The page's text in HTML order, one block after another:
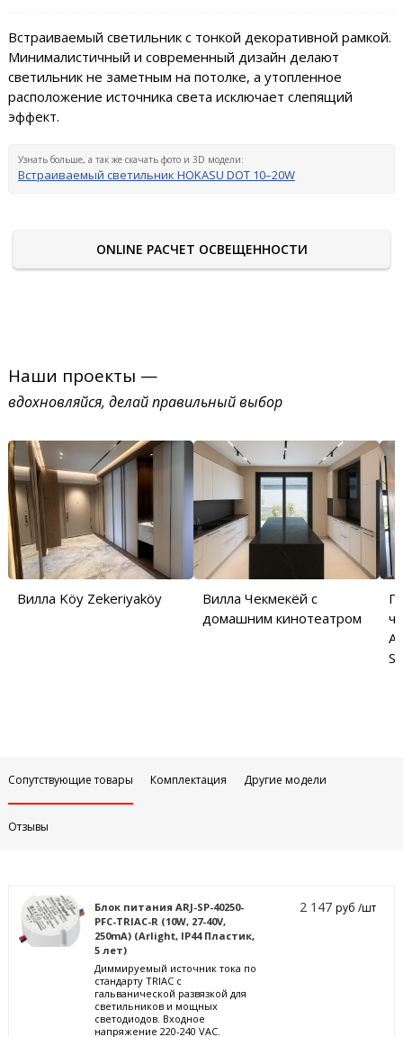
Встраиваемый светильник с тонкой декоративной рамкой.
Минималистичный и современный дизайн делают
светильник не заметным на потолке, а утопленное
расположение источника света исключает слепящий
эффект.
Узнать больше, а так же скачать фото и 3D модели:
Встраиваемый светильник HOKASU DOT 10–20W
ONLINE РАСЧЕТ ОСВЕЩЕННОСТИ
Наши проекты —
вдохновляйся, делай правильный выбор
Вилла Köy Zekeriyaköy
Вилла Чекмекёй с
домашним кинотеатром
Сопутствующие товары Комплектация Другие модели
Отзывы
Блок питания ARJ-SP-40250-
PFC-TRIAC-R (10W, 27-40V,
250mA) (Arlight, IP44 Пластик,
5 лет)
Диммируемый источник тока по
стандарту TRIAC с
гальванической развязкой для
светильников и мощных
светодиодов. Входное
напряжение 220-240 VAC.
2 147руб /шт